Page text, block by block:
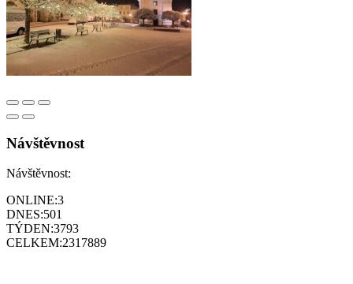
Návštěvnost
Návštěvnost:
ONLINE:3
DNES:501
TÝDEN:3793
CELKEM:2317889